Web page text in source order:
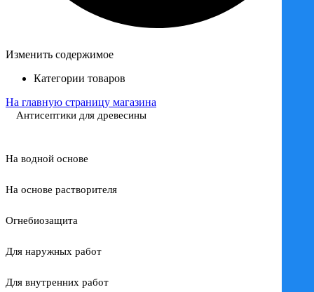
Изменить содержимое
Категории товаров
На главную страницу магазина
Антисептики для древесины
На водной основе
На основе растворителя
Огнебиозащита
Для наружных работ
Для внутренних работ